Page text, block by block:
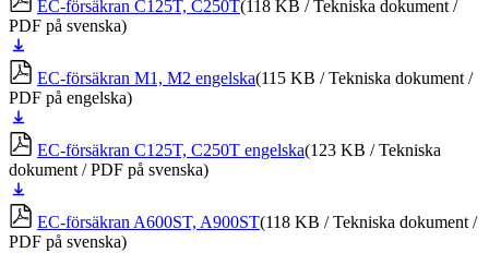
EC-försäkran C125T, C250T(118 KB / Tekniska dokument /
PDF på svenska)
ner
EC-försäkran M1, M2 engelska(115 KB / Tekniska dokument /
PDF på engelska)
ner
EC-försäkran C125T, C250T engelska(123 KB / Tekniska
dokument / PDF på svenska)
ner
EC-försäkran A600ST, A900ST(118 KB / Tekniska dokument /
PDF på svenska)